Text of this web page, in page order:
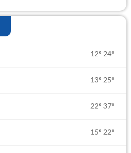
12° 24°
13° 25°
22° 37°
15° 22°